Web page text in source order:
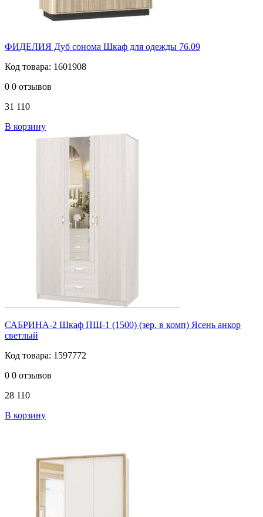
ФИДЕЛИЯ Дуб сонома Шкаф для одежды 76.09
Код товара: 1601908
0 0 отзывов
31 110
В корзину
САБРИНА-2 Шкаф ПШ-1 (1500) (зер. в комп) Ясень анкор
светлый
Код товара: 1597772
0 0 отзывов
28 110
В корзину